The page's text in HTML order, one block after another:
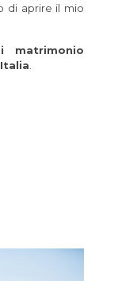
di aprire il mio
Italia